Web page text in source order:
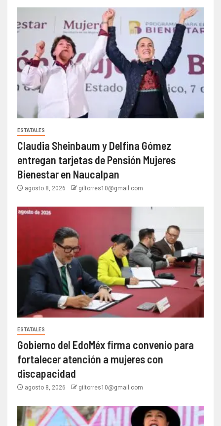
ESTATALES
Claudia Sheinbaum y Delfina Gómez
entregan tarjetas de Pensión Mujeres
Bienestar en Naucalpan
agosto 8, 2026 giltorres10@gmail.com
ESTATALES
Gobierno del EdoMéx firma convenio para
fortalecer atención a mujeres con
discapacidad
agosto 8, 2026 giltorres10@gmail.com